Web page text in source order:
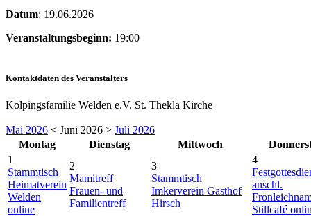
Datum: 19.06.2026
Veranstaltungsbeginn: 19:00
Kontaktdaten des Veranstalters
Kolpingsfamilie Welden e.V. St. Thekla Kirche
Mai 2026 < Juni 2026 > Juli 2026
Montag
Dienstag Mittwoch
1
Stammtisch
Heimatverein
Welden
online
2
Mamitreff
Frauen- und
Familientreff
3
Stammtisch
Imkerverein Gasthof
Hirsch
4
anschl.
Stillcafé